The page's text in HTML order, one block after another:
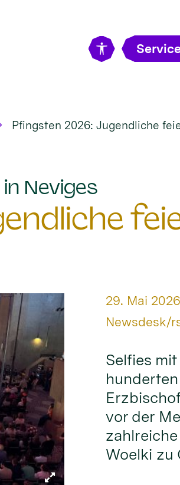
Pfingsten 2026: Jugendliche
Neviges
Datum:
29. Mai 2026
Von:
Newsdesk/
Selfies
vor der
Woelki zu